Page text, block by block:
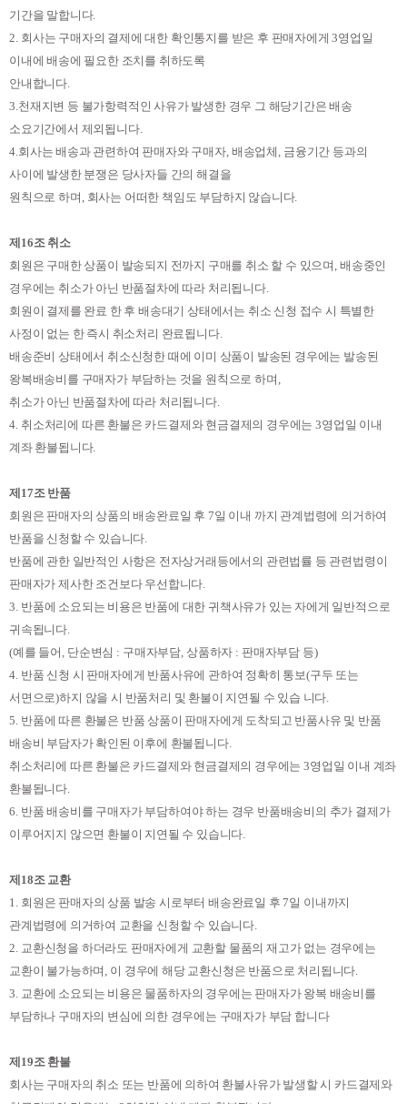
기간을 말합니다.
2. 회사는 구매자의 결제에 대한 확인통지를 받은 후 판매자에게3영업일
이내에 배송에 필요한 조치를 취하도록
안내합니다.
3.천재지변 등 불가항력적인 사유가 발생한 경우 그 해당기간은 배송
소요기간에서 제외됩니다.
4.회사는 배송과 관련하여 판매자와 구매자, 배송업체 , 금융기간 등과의
사이에 발생한 분쟁은 당사자들 간의 해결을
원칙으로 하며 , 회사는 어떠한 책임도 부담하지 않습니다.
제 16조 취소
회원은 구매한 상품이 발송되지 전까지 구매를 취소 할 수 있으며 , 배송중인
경우에는 취소가 아닌 반품절차에 따라 처리됩니다.
회원이 결제를 완료 한 후 배송대기 상태에서는 취소 신청 접수 시 특별한
사정이 없는 한 즉시 취소처리 완료됩니다.
배송준비 상태에서 취소신청한 때에 이미 상품이 발송된 경우에는 발송된
왕복배송비를 구매자가 부담하는 것을 원칙으로 하며 ,
취소가 아닌 반품절차에 따라 처리됩니다.
4. 취소처리에 따른 환불은 카드결제와 현금결제의 경우에는 3영업일 이내
계좌 환불됩니다.
제 17조 반품
회원은 판매자의 상품의 배송완료일 후 7일 이내 까지 관계법령에 의거하여
반품을 신청할 수 있습니다.
반품에 관한 일반적인 사항은 전자상거래등에서의 관련법률 등 관련법령이
판매자가 제사한 조건보다 우선합니다.
3. 반품에 소요되는 비용은 반품에 대한 귀책사유가 있는 자에게 일반적으로
귀속됩니다.
(예를 들어 , 단순변심 : 구매자부담, 상품하자 : 판매자부담 등)
4. 반품 신청 시 판매자에게 반품사유에 관하여 정확히 통보(구두 또는
서면으로)하지 않을 시 반품처리 및 환불이 지연될 수 있습 니다.
5. 반품에 따른 환불은 반품 상품이 판매자에게 도착되고 반품사유 및 반품
배송비 부담자가 확인된 이후에 환불됩니다.
취소처리에 따른 환불은 카드결제와 현금결제의 경우에는 3영업일 이내 계좌
환불됩니다.
6. 반품 배송비를 구매자가 부담하여야 하는 경우 반품배송비의 추가 결제가
이루어지지 않으면 환불이 지연될 수 있습니다.
제 18조 교환
1. 회원은 판매자의 상품 발송 시로부터 배송완료일 후 7일 이내까지
관계법령에 의거하여 교환을 신청할 수 있습니다.
2. 교환신청을 하더라도 판매자에게 교환할 물품의 재고가 없는 경우에는
교환이 불가능하며 , 이 경우에 해당 교환신청은 반품으로 처리됩니다.
3. 교환에 소요되는 비용은 물품하자의 경우에는 판매자가 왕복 배송비를
부담하나 구매자의 변심에 의한 경우에는 구매자가 부담 합니다
제 19조 환불
회사는 구매자의 취소 또는 반품에 의하여 환불사유가 발생할 시 카드결제와